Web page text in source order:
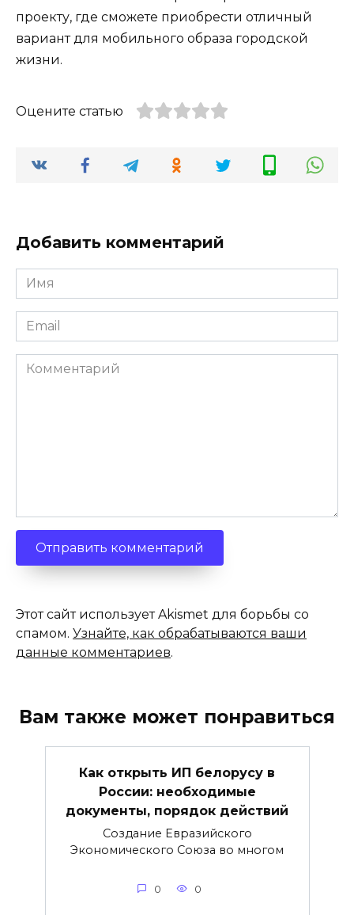
проекту, где сможете приобрести отличный
вариант для мобильного образа городской
жизни.
Оцените статью
Добавить комментарий
Имя
*
Email
*
Комментарий
Этот сайт использует Akismet для борьбы со
спамом. Узнайте, как обрабатываются ваши
данные комментариев.
Вам также может понравиться
Как открыть ИП белорусу в
России: необходимые
документы, порядок действий
Создание Евразийского
Экономического Союза во многом
0 0